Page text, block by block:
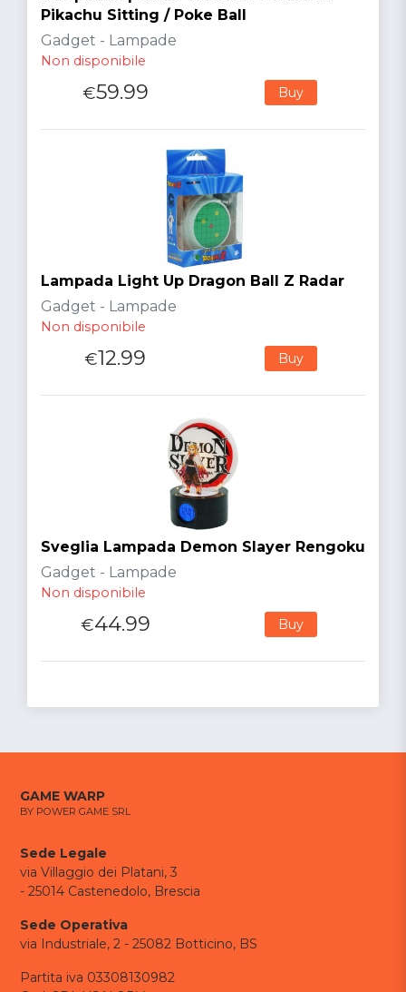
Pikachu Sitting / Poke Ball
Gadget - Lampade
Non disponibile
€59.99 Buy
Lampada Light Up Dragon Ball Z Radar
Gadget - Lampade
Non disponibile
€12.99 Buy
Sveglia Lampada Demon Slayer Rengoku
Gadget - Lampade
Non disponibile
€44.99 Buy
GAME WARP
BY POWER GAME SRL
Sede Legale
via Villaggio dei Platani, 3
- 25014 Castenedolo, Brescia
Sede Operativa
via Industriale, 2 - 25082 Botticino, BS
Partita iva 03308130982